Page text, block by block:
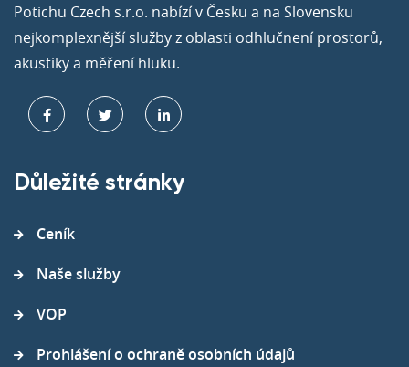
Potichu Czech s.r.o. nabízí v Česku a na Slovensku
nejkomplexnější služby z oblasti odhlučnení prostorů,
akustiky a měření hluku.
Důležité stránky
Ceník
Naše služby
VOP
Prohlášení o ochraně osobních údajů